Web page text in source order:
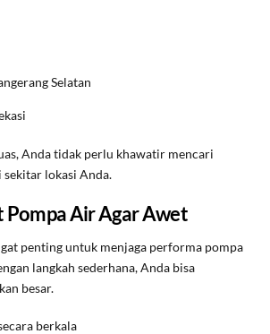
Selatan
Anda tidak perlu khawatir mencari
lokasi Anda.
Pompa Air Agar Awet
penting untuk menjaga performa pompa
langkah sederhana, Anda bisa
besar.
berkala